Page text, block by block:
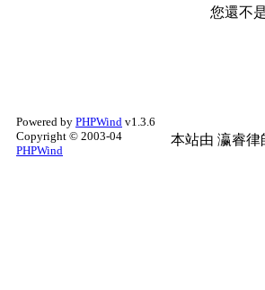
您還不
Powered by PHPWind v1.3.6
Copyright © 2003-04
PHPWind
本站由 瀛睿律